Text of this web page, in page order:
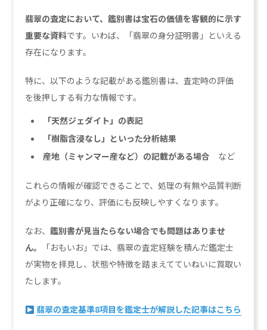
翡翠の査定において、鑑別書は宝石の価値を客観的に示す
重要な資料です。いわば、「翡翠の身分証明書」といえる
存在になります。
特に、以下のような記載がある鑑別書は、査定時の評価
を後押しする有力な情報です。
「天然ジェダイト」の表記
「樹脂含浸なし」といった分析結果
産地（ミャンマー産など）の記載がある場合 など
これらの情報が確認できることで、処理の有無や品質判断
がより正確になり、評価にも反映しやすくなります。
なお、鑑別書が見当たらない場合でも問題はありませ
ん。
「おもいお」では、翡翠の査定経験を積んだ鑑定士
が実物を拝見し、状態や特徴を踏まえてていねいに買取い
たします。
翡翠の査定基準8項目を鑑定士が解説した記事はこちら